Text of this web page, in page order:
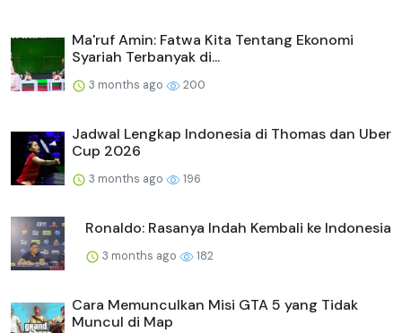
Ma'ruf Amin: Fatwa Kita Tentang Ekonomi
Syariah Terbanyak di...
3 months ago 200
Jadwal Lengkap Indonesia di Thomas dan Uber
Cup 2026
3 months ago 196
Ronaldo: Rasanya Indah Kembali ke Indonesia
3 months ago 182
Cara Memunculkan Misi GTA 5 yang Tidak
Muncul di Map